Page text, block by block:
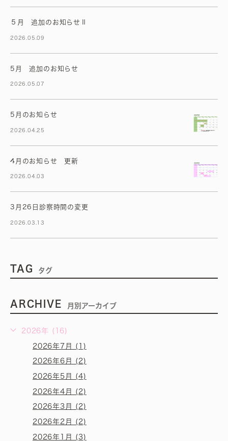
５月 追加のお知らせⅡ
2026.05.09
5月 追加のお知らせ
2026.05.07
5月のお知らせ
2026.04.25
4月のお知らせ 更新
2026.04.03
3月26日診察時間の変更
2026.03.13
TAG タグ
ARCHIVE 月別アーカイブ
2026年 (16)
2026年7月 (1)
2026年6月 (2)
2026年5月 (4)
2026年4月 (2)
2026年3月 (2)
2026年2月 (2)
2026年1月 (3)